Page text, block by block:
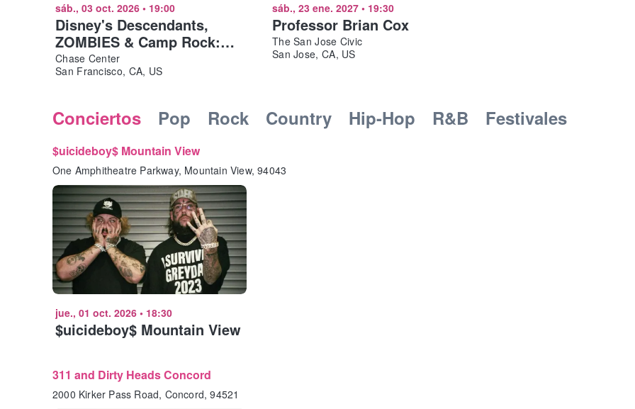
sáb., 03 oct. 2026 • 19:00
Disney's Descendants,
ZOMBIES & Camp Rock:
Worlds Collide Concert
Tour San Francisco
Chase Center
San Francisco, CA, US
sáb., 23 ene. 2027• 19:30
Professor Brian Cox
The San Jose Civic
San Jose, CA, US
Conciertos Pop Rock Country Hip-Hop R&B Festivales
$uicideboy$ Mountain View
One Amphitheatre Parkway, Mountain View, 94043
jue., 01 oct. 2026 • 18:30
$uicideboy$ Mountain View
311 and Dirty Heads Concord
2000 Kirker Pass Road, Concord, 94521